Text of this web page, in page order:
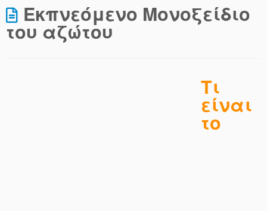
Εκπνεόμενο Μονοξείδιο
του αζώτου
Τι
είναι
το